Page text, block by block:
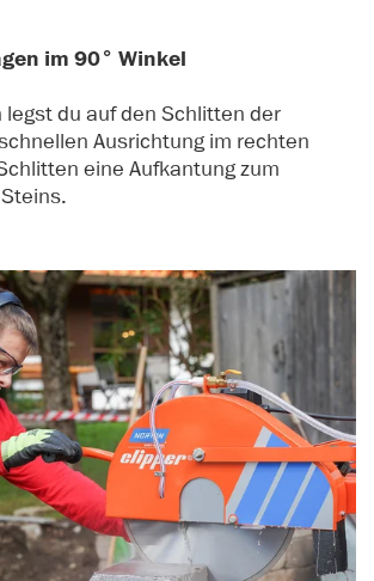
im 90° Winkel
du auf den Schlitten der
Ausrichtung im rechten
eine Aufkantung zum